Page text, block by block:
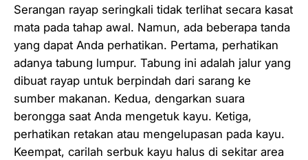
Serangan rayap seringkali tidak terlihat secara kasat
mata pada tahap awal. Namun, ada beberapa tanda
yang dapat Anda perhatikan. Pertama, perhatikan
adanya tabung lumpur. Tabung ini adalah jalur yang
dibuat rayap untuk berpindah dari sarang ke
sumber makanan. Kedua, dengarkan suara
berongga saat Anda mengetuk kayu. Ketiga,
perhatikan retakan atau mengelupasan pada kayu.
Keempat, carilah serbuk kayu halus di sekitar area